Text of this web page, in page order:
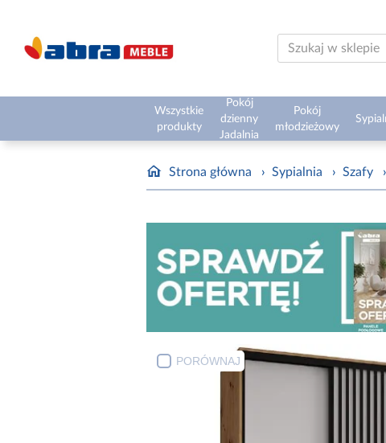
Wszystkie
produkty
Pokój
dzienny
Jadalnia
Pokój
młodzieżowy
Strona główna › Sypialnia › Szafy ›
PORÓWNAJ